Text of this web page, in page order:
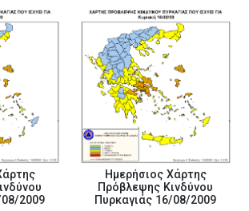
2009
Ημερήσιος Χάρτης
Πρόβλεψης Κινδύνου
Πυρκαγιάς 16/08/2009